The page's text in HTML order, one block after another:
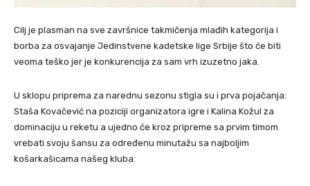
Cilj je plasman na sve završnice takmičenja mlađih kategorija i
borba za osvajanje Jedinstvene kadetske lige Srbije što će biti
veoma teško jer je konkurencija za sam vrh izuzetno jaka.
U sklopu priprema za narednu sezonu stigla su i prva pojačanja:
Staša Kovačević na poziciji organizatora igre i Kalina Kožul za
dominaciju u reketu a ujedno će kroz pripreme sa prvim timom
vrebati svoju šansu za određenu minutažu sa najboljim
košarkašicama našeg kluba.